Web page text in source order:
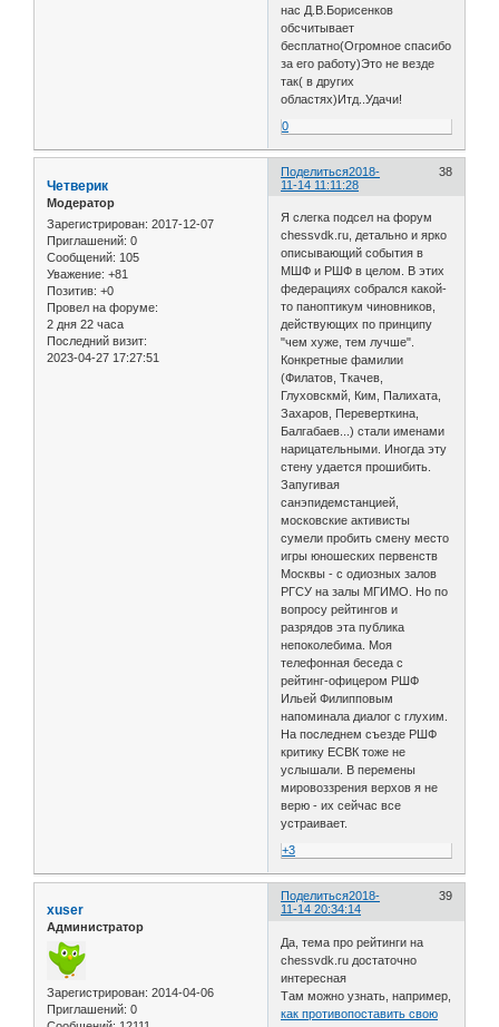
нас Д.В.Борисенков
обсчитывает
бесплатно(Огромное спасибо
за его работу)Это не везде
так( в других
областях)Итд..Удачи!
0
Поделиться 38
2018-
11-14 11:11:28
Четверик
Модератор
Зарегистрирован: 2017-12-07
Приглашений: 0
Сообщений: 105
Уважение: +81
Позитив: +0
Провел на форуме:
2 дня 22 часа
Последний визит:
2023-04-27 17:27:51
Я слегка подсел на форум
chessvdk.ru, детально и ярко
описывающий события в
МШФ и РШФ в целом. В этих
федерациях собрался какой-
то паноптикум чиновников,
действующих по принципу
"чем хуже, тем лучше".
Конкретные фамилии
(Филатов, Ткачев,
Глуховскмй, Ким, Палихата,
Захаров, Переверткина,
Балгабаев...) стали именами
нарицательными. Иногда эту
стену удается прошибить.
Запугивая
санэпидемстанцией,
московские активисты
сумели пробить смену место
игры юношеских первенств
Москвы - с одиозных залов
РГСУ на залы МГИМО. Но по
вопросу рейтингов и
разрядов эта публика
непоколебима. Моя
телефонная беседа с
рейтинг-офицером РШФ
Ильей Филипповым
напоминала диалог с глухим.
На последнем съезде РШФ
критику ЕСВК тоже не
услышали. В перемены
мировоззрения верхов я не
верю - их сейчас все
устраивает.
+3
Поделиться 39
2018-
11-14 20:34:14
xuser
Администратор
Зарегистрирован: 2014-04-06
Приглашений: 0
Да, тема про рейтинги на
chessvdk.ru достаточно
интересная
Там можно узнать, например,
как противопоставить свою